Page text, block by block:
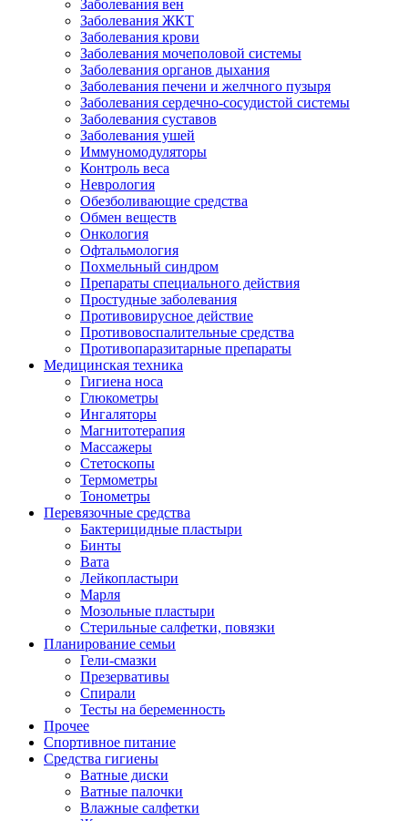
Заболевания вен
Заболевания ЖКТ
Заболевания крови
Заболевания мочеполовой системы
Заболевания органов дыхания
Заболевания печени и желчного пузыря
Заболевания сердечно-сосудистой системы
Заболевания суставов
Заболевания ушей
Иммуномодуляторы
Контроль веса
Неврология
Обезболивающие средства
Обмен веществ
Онкология
Офтальмология
Похмельный синдром
Препараты специального действия
Простудные заболевания
Противовирусное действие
Противовоспалительные средства
Противопаразитарные препараты
Медицинская техника
Гигиена носа
Глюкометры
Ингаляторы
Магнитотерапия
Массажеры
Стетоскопы
Термометры
Тонометры
Перевязочные средства
Бактерицидные пластыри
Бинты
Вата
Лейкопластыри
Марля
Мозольные пластыри
Стерильные салфетки, повязки
Планирование семьи
Гели-смазки
Презервативы
Спирали
Тесты на беременность
Прочее
Спортивное питание
Средства гигиены
Ватные диски
Ватные палочки
Влажные салфетки